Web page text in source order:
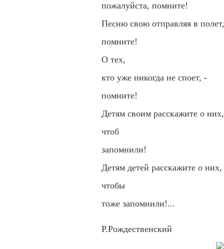
пожалуйста, помните!
Песню свою отправляя в
помните!
О тех,
кто уже никогда не споет, -
помните!
Детям своим расскажите о них,
чтоб
запомнили!
Детям детей расскажите о них,
чтобы
тоже запомнили!...
Р.Рождественский